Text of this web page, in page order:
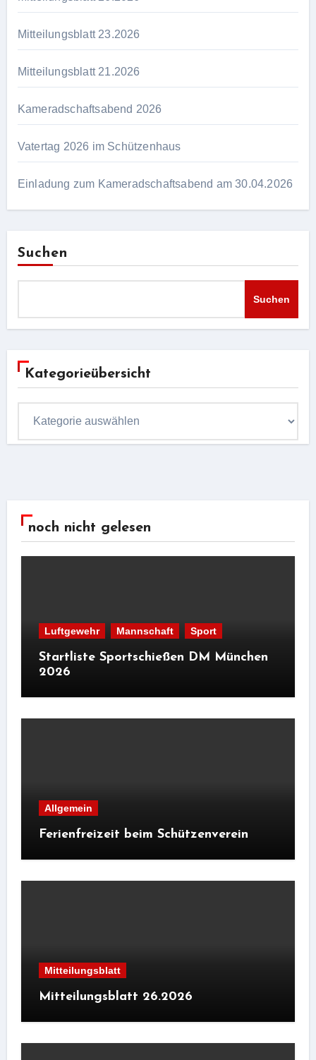
Mitteilungsblatt 23.2026
Mitteilungsblatt 21.2026
Kameradschaftsabend 2026
Vatertag 2026 im Schützenhaus
Einladung zum Kameradschaftsabend am 30.04.2026
Suchen
Suchen
Kategorieübersicht
noch nicht gelesen
Luftgewehr Mannschaft Sport
Startliste Sportschießen DM München
2026
Allgemein
Ferienfreizeit beim Schützenverein
Mitteilungsblatt
Mitteilungsblatt 26.2026